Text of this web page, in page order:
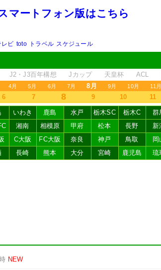
マートフォン版はこちら
レビ toto トラベル スケジュール
J2・J3百年構想 Jカップ 天皇杯 ACL
4月 5月 6月 7月 8月 9月 10月 11月
6 7 8 9 10 11
いわき 鹿島 水戸 栃木SC 栃木C 群
湘南 相模原 甲府 松本 長野 新
C大阪 FC大阪 奈良 神戸 鳥取 岡
長崎 熊本 大分 宮崎 鹿児島 琉
NEW